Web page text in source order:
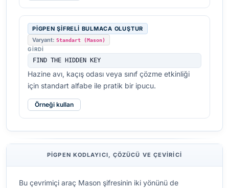
PIGPEN ŞIFRELI BULMACA OLUŞTUR
Varyant: Standart (Mason)
GIRDI
FIND THE HIDDEN KEY
Hazine avı, kaçış odası veya sınıf çözme etkinliği
için standart alfabe ile pratik bir ipucu.
Örneği kullan
PIGPEN KODLAYICI, ÇÖZÜCÜ VE ÇEVIRICI
Bu çevrimiçi araç Mason şifresinin iki yönünü de